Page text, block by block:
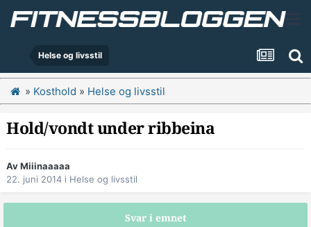
Helse og livsstil
» Kosthold » Helse og livsstil
Hold/vondt under ribbeina
AvMiiinaaaaa
22. juni 2014 i Helse og livsstil
Svar i emnet